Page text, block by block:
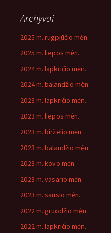
Archyvai
2025 m. rugpjūčio mėn.
2025 m. liepos mėn.
2024 m. lapkričio mėn.
2024 m. balandžio mėn.
2023 m. lapkričio mėn.
2023 m. liepos mėn.
2023 m. birželio mėn.
2023 m. balandžio mėn.
2023 m. kovo mėn.
2023 m. vasario mėn.
2023 m. sausio mėn.
2022 m. gruodžio mėn.
2022 m. lapkričio mėn.